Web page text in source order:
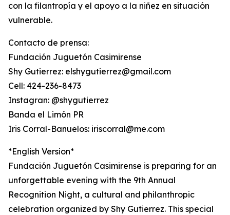
con la filantropía y el apoyo a la niñez en situación
vulnerable.
Contacto de prensa:
Fundación Juguetón Casimirense
Shy Gutierrez: elshygutierrez@gmail.com
Cell: 424-236-8473
Instagran: @shygutierrez
Banda el Limón PR
Iris Corral-Banuelos: iriscorral@me.com
*English Version*
Fundación Juguetón Casimirense is preparing for an
unforgettable evening with the 9th Annual
Recognition Night, a cultural and philanthropic
celebration organized by Shy Gutierrez. This special